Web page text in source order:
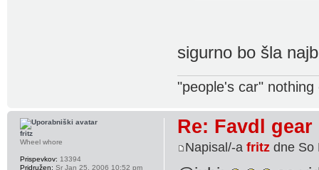
sigurno bo šla
"people's car"
Re: Favdl
Napisal/-afritz dne So
fritz
Wheel whore
Prispevkov: 13394
Pridružen: Sr Jan 25, 2006 10:52 pm